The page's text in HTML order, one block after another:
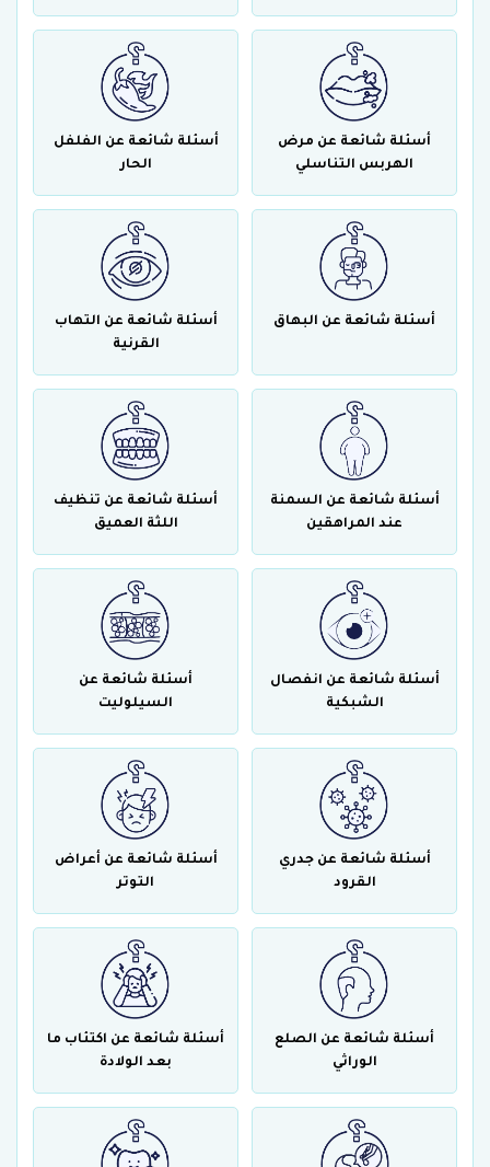
أسئلة شائعة عن مرض
الهربس التناسلي
أسئلة شائعة عن الفلفل
الحار
أسئلة شائعة عن البهاق
أسئلة شائعة عن التهاب
القرنية
أسئلة شائعة عن السمنة
عند المراهقين
أسئلة شائعة عن تنظيف
اللثة العميق
أسئلة شائعة عن انفصال
الشبكية
أسئلة شائعة عن
السيلوليت
أسئلة شائعة عن جدري
القرود
أسئلة شائعة عن أعراض
التوتر
أسئلة شائعة عن الصلع
الوراثي
أسئلة شائعة عن اكتئاب ما
بعد الولادة